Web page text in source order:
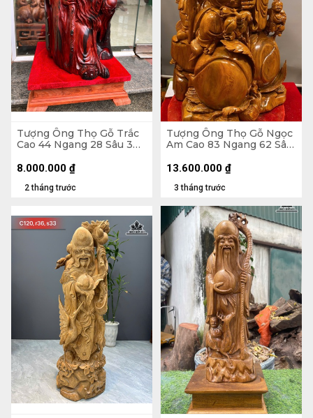
Tượng Ông Thọ Gỗ Trắc
Cao 44 Ngang 28 Sâu 30
2 tháng trước
8.000.000 ₫
Tượng Ông Thọ Gỗ Ngọc
Am Cao 83 Ngang 62 Sâu
3 tháng trước
13.600.000 ₫